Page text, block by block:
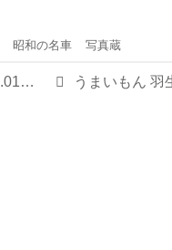
昭和の名車 写真蔵
【新ドライブグルメ Vol.01】 東北道・羽生PA（下り）の「メガ盛りの丼ぶりとステーキ重」 うまいもん 羽